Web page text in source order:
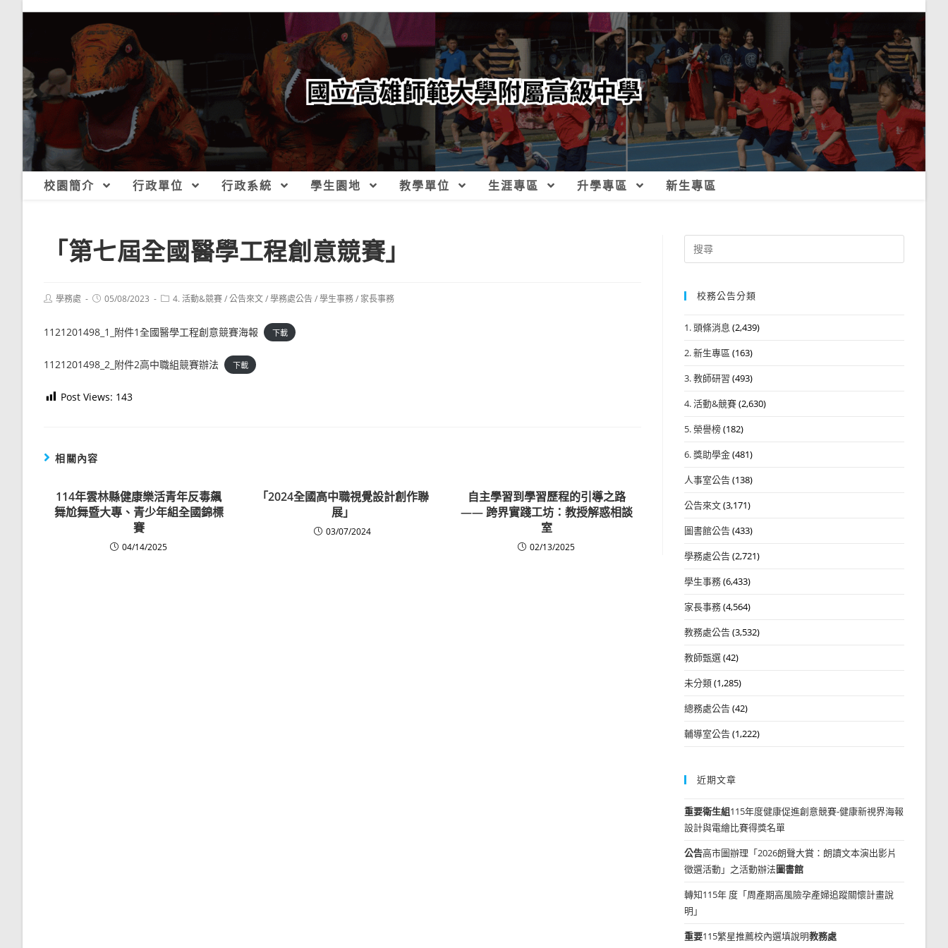
校園簡介 行政單位 行政系統 學生園地 教學單位 生涯專區 升學專區 新生專區
「第七屆全國醫學工程創意競賽」
Post學務處
Post05/08/2023
Post4. 活動&競賽/公告來文/學務處公告/學生事務/ 家長事務
1121201498_1_附件1全國醫學工程創意競賽海報 下載
1121201498_2_附件2高中職組競賽辦法 下載
Post Views: 143
相關內容
114年雲林縣健康樂活青年反毒飆
舞尬舞暨大專、青少年組全國錦標
賽
04/14/2025
「2024全國高中職視覺設計創作聯
展」
03/07/2024
自主學習到學習歷程的引導之路
—— 跨界實踐工坊：教授解惑相談
室
02/13/2025
Search
for:
校務公告分類
1. 頭條消息 (2,439)
2. 新生專區 (163)
3. 教師研習 (493)
4. 活動&競賽(2,630)
5. 榮譽榜(182)
6. 獎助學金(481)
人事室公告(138)
公告來文(3,171)
圖書館公告(433)
學務處公告(2,721)
學生事務(6,433)
家長事務(4,564)
教務處公告(3,532)
教師甄選(42)
未分類(1,285)
總務處公告(42)
輔導室公告(1,222)
近期文章
重要衛生組115年度健康促進創意競賽-健康新視界海報
設計與電繪比賽得獎名單
公告高市圖辦理「2026朗聲大賞：朗讀文本演出影片
徵選活動」之活動辦法圖書館
轉知115年 度「周產期高風險孕產婦追蹤關懷計畫說
明」
重要115繁星推薦校內選填說明教務處